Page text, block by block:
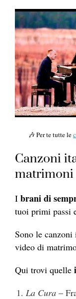
🎶 Per te tutte le
Canzoni
matrimoni
I brani di
tuoi primi passi
Sono le
video di
Qui trovi quelle
La Cura–